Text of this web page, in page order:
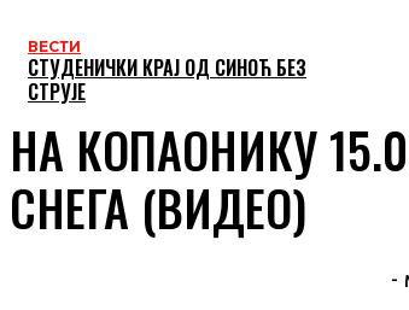
ВЕСТИ
СТУДЕНИЧКИ КРАЈ ОД СИНОЋ БЕЗ
СТРУЈЕ
НА КОПАОНИКУ
СНЕГА (ВИДЕО)
-